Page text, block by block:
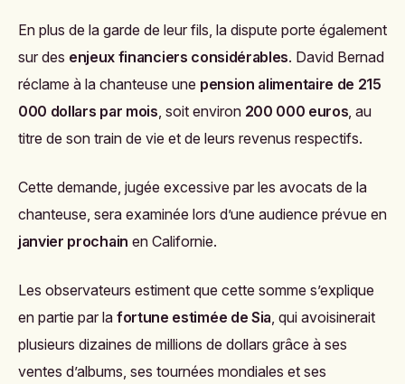
En plus de la garde de leur fils, la dispute porte également
sur des enjeux financiers considérables. David Bernad
réclame à la chanteuse une pension alimentaire de 215
000 dollars par mois, soit environ 200 000 euros, au
titre de son train de vie et de leurs revenus respectifs.
Cette demande, jugée excessive par les avocats de la
chanteuse, sera examinée lors d’une audience prévue en
janvier prochain en Californie.
Les observateurs estiment que cette somme s’explique
en partie par la fortune estimée de Sia, qui avoisinerait
plusieurs dizaines de millions de dollars grâce à ses
ventes d’albums, ses tournées mondiales et ses